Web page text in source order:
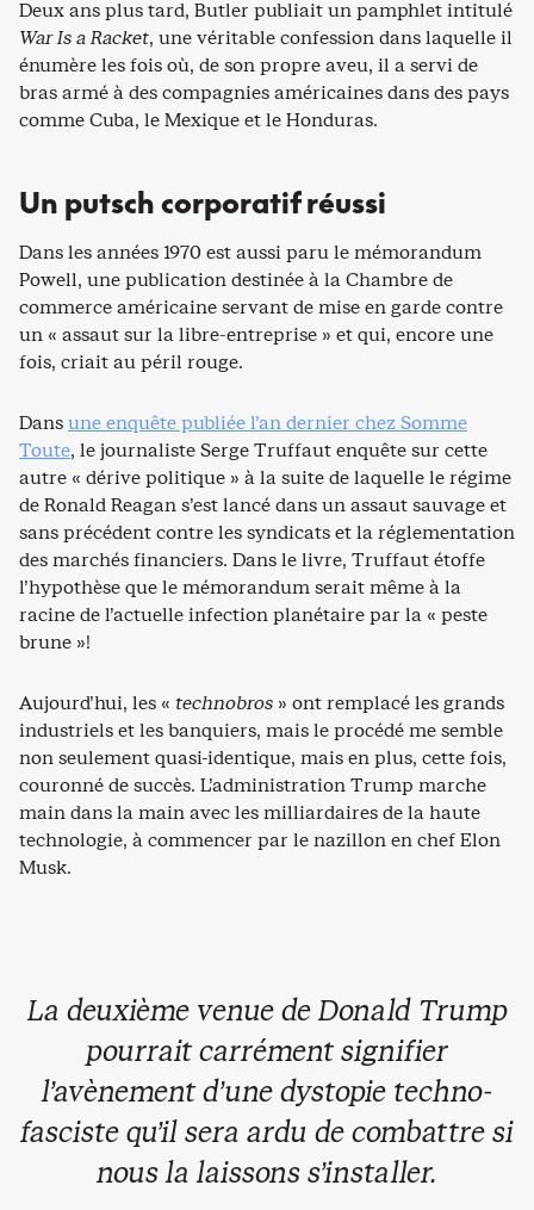
Deux ans plus tard, Butler publiait un pamphlet intitulé
War Is a Racket, une véritable confession dans laquelle il
énumère les fois où, de son propre aveu, il a servi de
bras armé à des compagnies américaines dans des pays
comme Cuba, le Mexique et le Honduras.
Un putsch corporatif réussi
Dans les années 1970 est aussi paru le mémorandum
Powell, une publication destinée à la Chambre de
commerce américaine servant de mise en garde contre
un « assaut sur la libre-entreprise » et qui, encore une
fois, criait au péril rouge.
Dansune enquête publiée l’an dernier chez Somme
Toute, le journaliste Serge Truffaut enquête sur cette
autre « dérive politique » à la suite de laquelle le régime
de Ronald Reagan s’est lancé dans un assaut sauvage et
sans précédent contre les syndicats et la réglementation
des marchés financiers. Dans le livre, Truffaut étoffe
l’hypothèse que le mémorandum serait même à la
racine de l’actuelle infection planétaire par la « peste
brune »!
Aujourd’hui, les « technobros » ont remplacé les grands
industriels et les banquiers, mais le procédé me semble
non seulement quasi-identique, mais en plus, cette fois,
couronné de succès. L’administration Trump marche
main dans la main avec les milliardaires de la haute
technologie, à commencer par le nazillon en chef Elon
Musk.
La deuxième venue de Donald Trump
pourrait carrément signifier
l’avènement d’une dystopie techno-
fasciste qu’il sera ardu de combattre si
nous la laissons s’installer.